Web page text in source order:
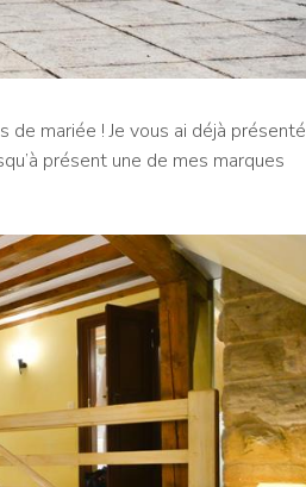
de mariée ! Je vous ai déjà présenté
présent une de mes marques